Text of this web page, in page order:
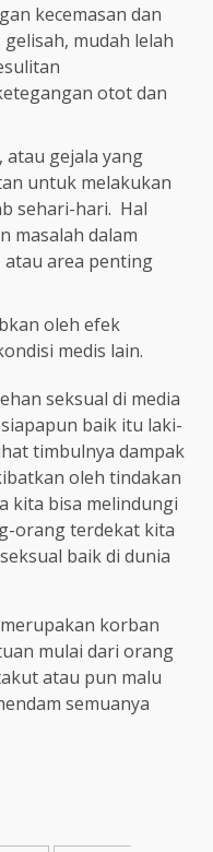
kecemasan dan
mudah lelah
otot dan
atau gejala yang
untuk melakukan
sehari-hari. Hal
masalah dalam
atau area penting
oleh efek
medis lain.
seksual di media
baik itu laki-
timbulnya dampak
oleh tindakan
kita bisa melindungi
orang terdekat kita
baik di dunia
korban
mulai dari orang
atau pun malu
semuanya